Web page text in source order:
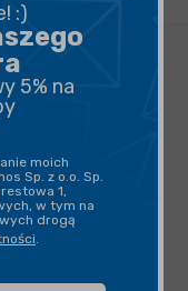
:)
5% na
moich
Sp. z o.o. Sp.
1,
w tym na
drogą
.